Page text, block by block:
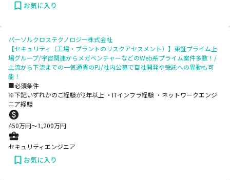
お気に入り
パーソルクロステクノロジー株式会社
【セキュリティ（工場・プラントのリスクアセスメント）】東証プライム上
場グループ/宇宙関連からメガベンチャーなどのWeb系プライム案件多数！/
上流から下流までの一気通貫のPJ/社内公募で自社開発や受託への異動も可
能！
■必須条件
※下記いずれかのご経験が2年以上 ・ITインフラ経験 ・ネットワークエンジ
ニア経験
450万円〜1,200万円
セキュリティエンジニア
お気に入り